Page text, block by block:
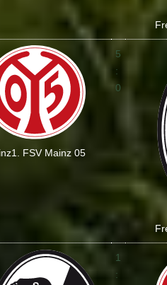
1. FSV Mainz 05
5
:
0
1
: